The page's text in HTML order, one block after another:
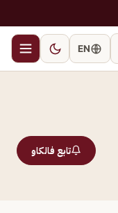
EN
تابع فالكاو